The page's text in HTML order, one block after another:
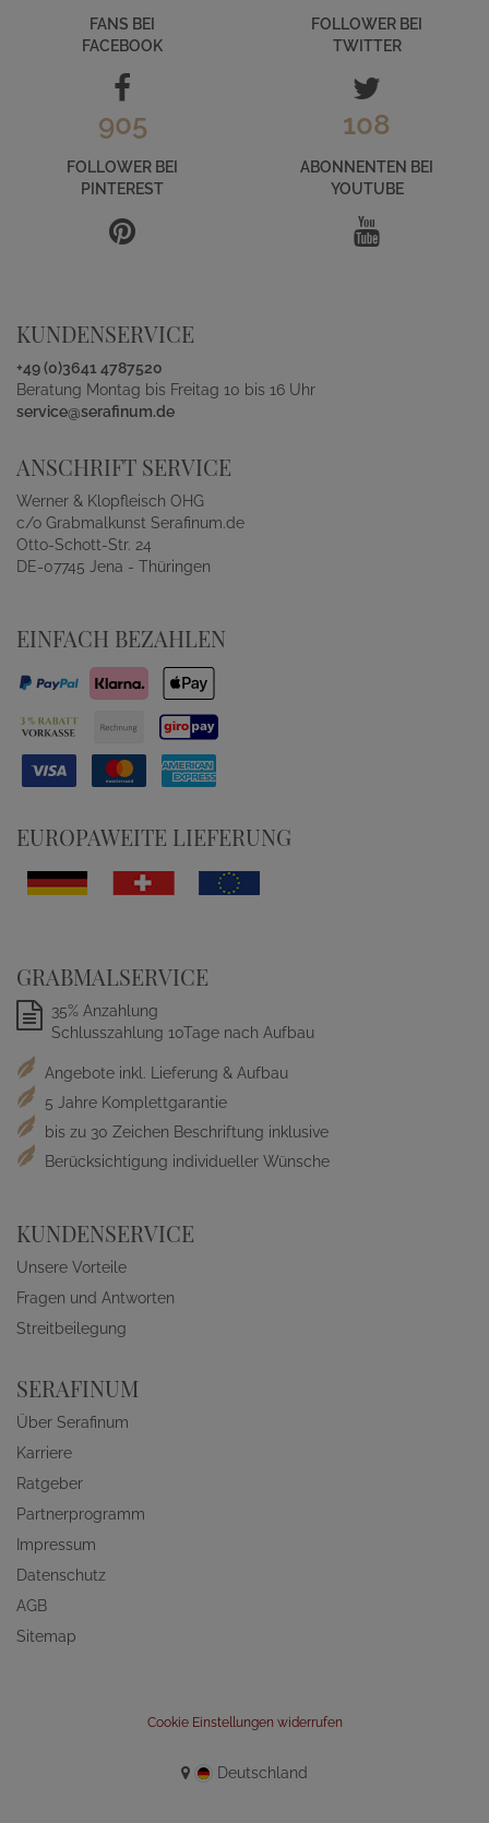
FANS BEI
FACEBOOK
FOLLOWER BEI
TWITTER
905
FOLLOWER BEI
PINTEREST
108
ABONNENTEN BEI
YOUTUBE
KUNDENSERVICE
+49 (0)3641 4787520
Beratung Montag bis Freitag 10 bis 16 Uhr
service@serafinum.de
ANSCHRIFT SERVICE
Werner & Klopfleisch OHG
c/o Grabmalkunst Serafinum.de
Otto-Schott-Str. 24
DE-07745 Jena - Thüringen
EINFACH BEZAHLEN
EUROPAWEITE LIEFERUNG
GRABMALSERVICE
35% Anzahlung
Schlusszahlung 10Tage nach Aufbau
Angebote inkl. Lieferung & Aufbau
5 Jahre Komplettgarantie
bis zu 30 Zeichen Beschriftung inklusive
Berücksichtigung individueller Wünsche
KUNDENSERVICE
Unsere Vorteile
Fragen und Antworten
Streitbeilegung
SERAFINUM
Über Serafinum
Karriere
Ratgeber
Partnerprogramm
Impressum
Datenschutz
AGB
Sitemap
Cookie Einstellungen widerrufen
Deutschland